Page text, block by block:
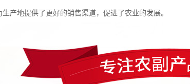
生产地提供了更好的销售渠道，促进了农业的发展。